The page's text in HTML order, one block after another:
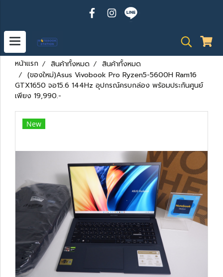
หน้าแรก สินค้าทั้งหมด
สินค้าทั้งหมด
(ของใหม่)Asus Vivobook Pro Ryzen5-5600H Ram16
GTX1650 จอ15.6 144Hz อุปกรณ์ครบกล่อง พร้อมประกันศูนย์
เพียง 19,990.-
New